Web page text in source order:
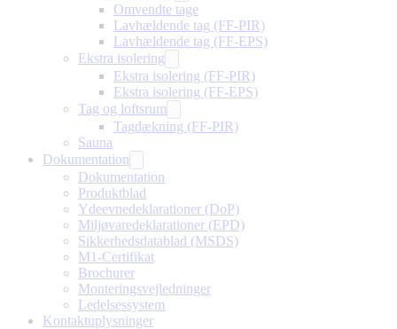
Omvendte tage
Lavhældende tag (FF-PIR)
Lavhældende tag (FF-EPS)
Ekstra isolering
Ekstra isolering (FF-PIR)
Ekstra isolering (FF-EPS)
Tag og loftsrum
Tagdækning (FF-PIR)
Sauna
Dokumentation
Dokumentation
Produktblad
Ydeevnedeklarationer (DoP)
Miljøvaredeklarationer (EPD)
Sikkerhedsdatablad (MSDS)
M1-Certifikat
Brochurer
Monteringsvejledninger
Ledelsessystem
Kontaktuplysninger